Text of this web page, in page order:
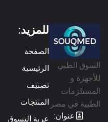
السوق الطبي
للأجهزة و
المستلزمات
الطبية في مصر
عنوان:
للمزيد:
الصفحة
الرئيسية
تصنيف
المنتجات
عربة التسوق